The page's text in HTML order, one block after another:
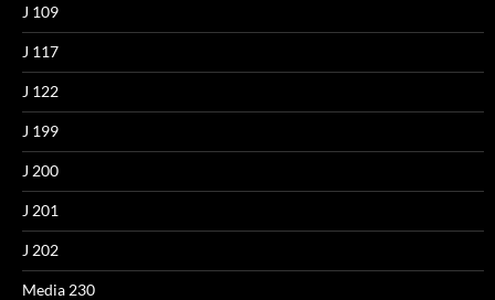
J 109
J 117
J 122
J 199
J 200
J 201
J 202
Media 230